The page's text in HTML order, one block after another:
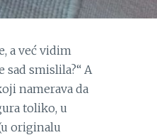
a već vidim
smislila?“ A
namerava da
toliko, u
originalu